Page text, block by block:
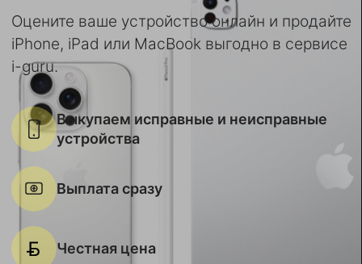
Оцените ваше устройство онлайн и продайте
iPhone, iPad или MacBook выгодно в сервисе
i-guru.
Выкупаем исправные и неисправные
устройства
Выплата сразу
Честная цена